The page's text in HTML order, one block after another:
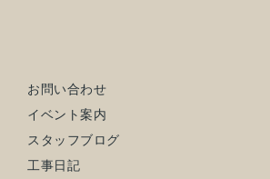
お問い合わせ
イベント案内
スタッフブログ
工事日記